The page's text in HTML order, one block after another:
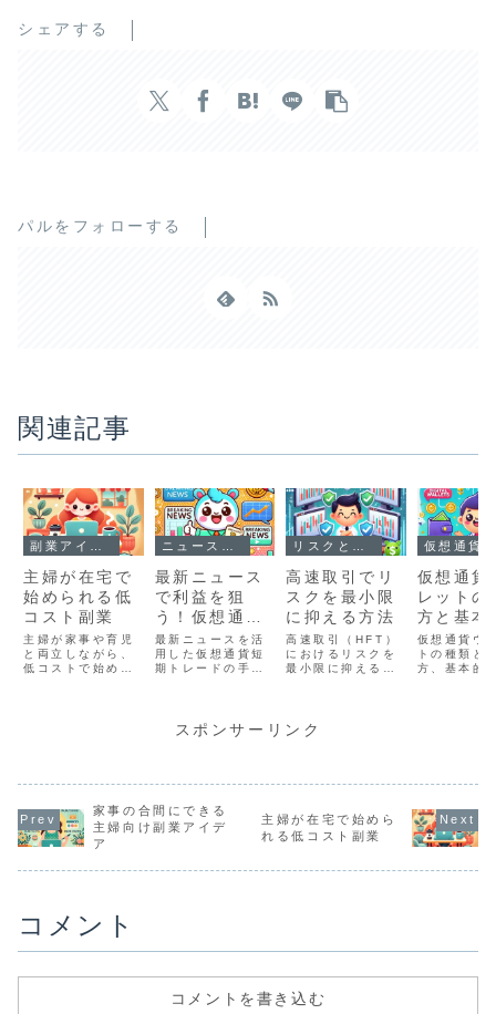
シェアする
パルをフォローする
関連記事
主婦が在宅で
始められる低
コスト副業
主婦が家事や育児
と両立しながら、
低コストで始めら
最新ニュース
で利益を狙
う！仮想通貨
短期トレード
の手法
最新ニュースを活
用した仮想通貨短
期トレードの手法
分析との組み合わ
せで効率的に利益
高速取引でリ
スクを最小限
に抑える方法
高速取引（HFT）
におけるリスクを
最小限に抑えるた
ジーリスク、アル
ゴリズムリスクへ
仮想通貨
仮想通貨
レットの
方と基本
使い方
仮想通貨ウ
トの種類と
方、基本的
紹介します
スポンサーリンク
家事の合間にできる
主婦向け副業アイデ
ア
主婦が在宅で始めら
れる低コスト副業
コメント
コメントを書き込む